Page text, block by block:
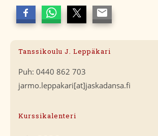
Tanssikoulu J. Leppäkari
Puh: 0440 862 703
jarmo.leppakari[at]jaskadansa.fi
Kurssikalenteri